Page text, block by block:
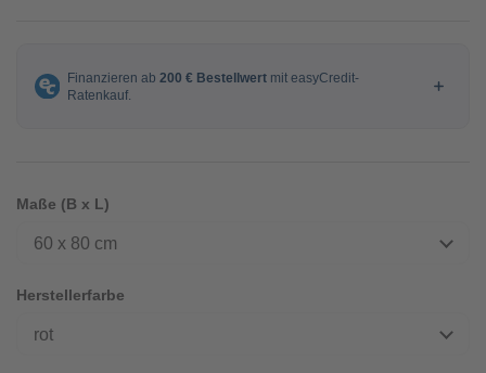
Maße (B x L)
60 x 80 cm
Herstellerfarbe
rot